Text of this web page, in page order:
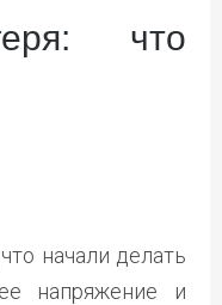
что
начали делать
напряжение и